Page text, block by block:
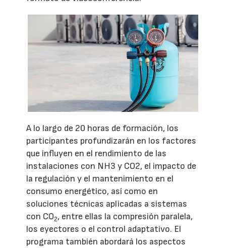
A lo largo de 20 horas de formación, los
participantes profundizarán en los factores
que influyen en el rendimiento de las
instalaciones con NH3 y CO2, el impacto de
la regulación y el mantenimiento en el
consumo energético, así como en
soluciones técnicas aplicadas a sistemas
con CO2, entre ellas la compresión paralela,
los eyectores o el control adaptativo. El
programa también abordará los aspectos